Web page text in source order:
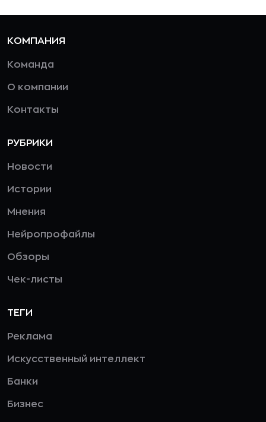
КОМПАНИЯ
Команда
О компании
Контакты
РУБРИКИ
Новости
Истории
Мнения
Нейропрофайлы
Обзоры
Чек-листы
ТЕГИ
Реклама
Искусственный интеллект
Банки
Бизнес